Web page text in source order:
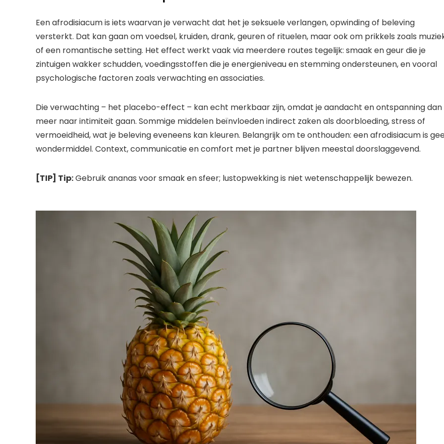
Een afrodisiacum is iets waarvan je verwacht dat het je seksuele verlangen, opwinding of beleving
versterkt. Dat kan gaan om voedsel, kruiden, drank, geuren of rituelen, maar ook om prikkels zoals
of een romantische setting. Het effect werkt vaak via meerdere routes tegelijk: smaak en geur die je
zintuigen wakker schudden, voedingsstoffen die je energieniveau en stemming ondersteunen, en vooral
psychologische factoren zoals verwachting en associaties.
Die verwachting – het placebo-effect – kan echt merkbaar zijn, omdat je aandacht en ontspanning dan
meer naar intimiteit gaan. Sommige middelen beïnvloeden indirect zaken als doorbloeding, stress of
vermoeidheid, wat je beleving eveneens kan kleuren. Belangrijk om te onthouden: een afrodisiacum is
wondermiddel. Context, communicatie en comfort met je partner blijven meestal doorslaggevend.
[TIP] Tip:Gebruik ananas voor smaak en sfeer; lustopwekking is niet wetenschappelijk bewezen.